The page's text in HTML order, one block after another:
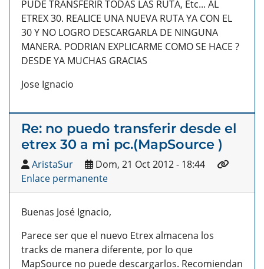
PUDE TRANSFERIR TODAS LAS RUTA, Etc... AL
ETREX 30. REALICE UNA NUEVA RUTA YA CON EL
30 Y NO LOGRO DESCARGARLA DE NINGUNA
MANERA. PODRIAN EXPLICARME COMO SE HACE ?
DESDE YA MUCHAS GRACIAS
Jose Ignacio
Re: no puedo transferir desde el
etrex 30 a mi pc.(MapSource )
AristaSur
Dom, 21 Oct 2012 - 18:44
Enlace permanente
Buenas José Ignacio,
Parece ser que el nuevo Etrex almacena los
tracks de manera diferente, por lo que
MapSource no puede descargarlos. Recomiendan